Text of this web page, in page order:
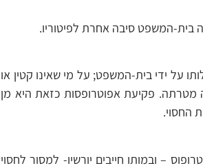
בית-המשפט סיבה אחרת לפיטוריו.
על ידי בית-המשפט; על מי שאינו קטין או
מטרתה. פקיעת אפוטרופסות כזאת היא מן
החסוי.
– ובמותו חייבים יורשיו- למסור לחסוי